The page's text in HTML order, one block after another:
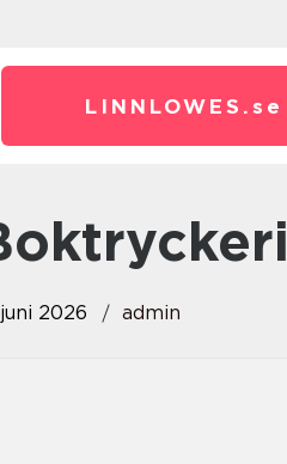
LINNLOWES. se
2026 admin